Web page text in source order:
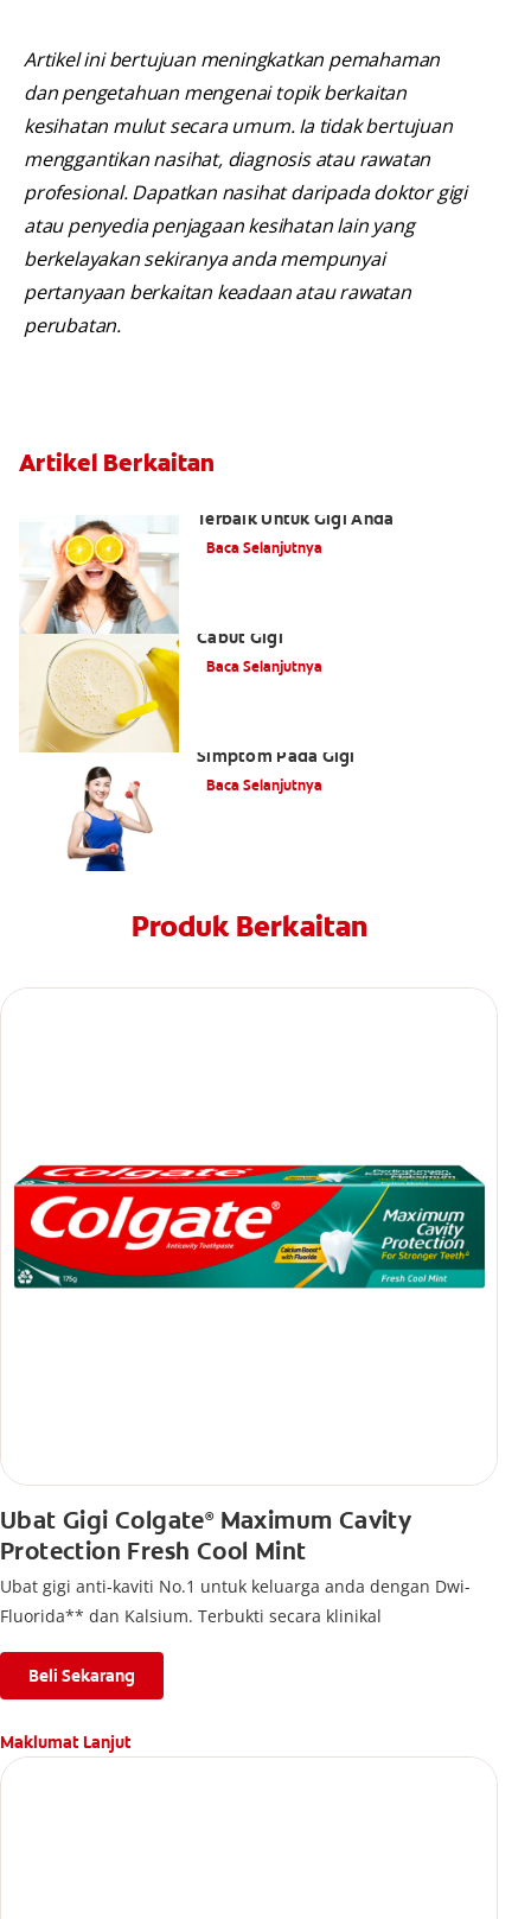
Artikel ini bertujuan meningkatkan pemahaman
dan pengetahuan mengenai topik berkaitan
kesihatan mulut secara umum. Ia tidak bertujuan
menggantikan nasihat, diagnosis atau rawatan
profesional. Dapatkan nasihat daripada doktor gigi
atau penyedia penjagaan kesihatan lain yang
berkelayakan sekiranya anda mempunyai
pertanyaan berkaitan keadaan atau rawatan
perubatan.
Artikel Berkaitan
Terbaik Untuk Gigi Anda
Baca Selanjutnya
Cabut Gigi
Baca Selanjutnya
Simptom Pada Gigi
Baca Selanjutnya
Produk Berkaitan
Ubat Gigi Colgate®Maximum Cavity
Protection Fresh Cool Mint
Ubat gigi anti-kaviti No.1 untuk keluarga anda dengan Dwi-
Fluorida** dan Kalsium. Terbukti secara klinikal
Beli Sekarang
Maklumat Lanjut